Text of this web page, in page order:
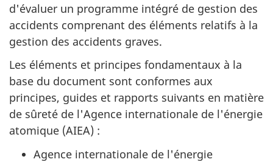
d'évaluer un programme intégré de gestion des
accidents comprenant des éléments relatifs à la
gestion des accidents graves.
Les éléments et principes fondamentaux à la
base du document sont conformes aux
principes, guides et rapports suivants en matière
de sûreté de l'Agence internationale de l'énergie
atomique (AIEA) :
Agence internationale de l'énergie